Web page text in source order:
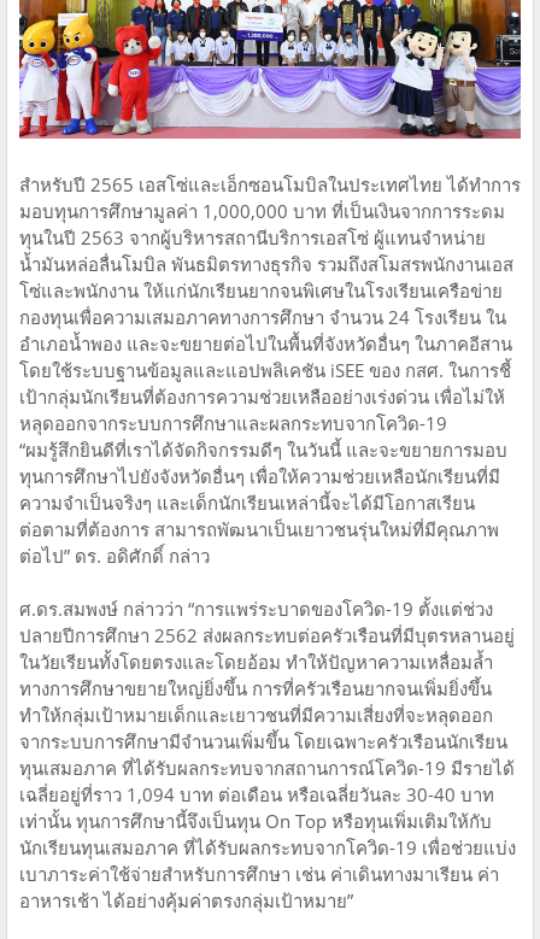
สำหรับปี 2565 เอสโซ่และเอ็กซอนโมบิลในประเทศไทย ได้ทำการ
มอบทุนการศึกษามูลค่า 1,000,000 บาท ที่เป็นเงินจากการระดม
ทุนในปี 2563 จากผู้บริหารสถานีบริการเอสโซ่ ผู้แทนจำหน่าย
น้ำมันหล่อลื่นโมบิล พันธมิตรทางธุรกิจ รวมถึงสโมสรพนักงานเอส
โซ่และพนักงาน ให้แก่นักเรียนยากจนพิเศษในโรงเรียนเครือข่าย
กองทุนเพื่อความเสมอภาคทางการศึกษา จำนวน 24 โรงเรียน ใน
อำเภอน้ำพอง และจะขยายต่อไปในพื้นที่จังหวัดอื่นๆ ในภาคอีสาน
โดยใช้ระบบฐานข้อมูลและแอปพลิเคชัน iSEE ของ กสศ. ในการชี้
เป้ากลุ่มนักเรียนที่ต้องการความช่วยเหลืออย่างเร่งด่วน เพื่อไม่ให้
หลุดออกจากระบบการศึกษาและผลกระทบจากโควิด-19
“ผมรู้สึกยินดีที่เราได้จัดกิจกรรมดีๆ ในวันนี้ และจะขยายการมอบ
ทุนการศึกษาไปยังจังหวัดอื่นๆ เพื่อให้ความช่วยเหลือนักเรียนที่มี
ความจำเป็นจริงๆ และเด็กนักเรียนเหล่านี้จะได้มีโอกาสเรียน
ต่อตามที่ต้องการ สามารถพัฒนาเป็นเยาวชนรุ่นใหม่ที่มีคุณภาพ
ต่อไป” ดร. อดิศักดิ์ กล่าว
ศ.ดร.สมพงษ์ กล่าวว่า “การแพร่ระบาดของโควิด-19 ตั้งแต่ช่วง
ปลายปีการศึกษา 2562 ส่งผลกระทบต่อครัวเรือนที่มีบุตรหลานอยู่
ในวัยเรียนทั้งโดยตรงและโดยอ้อม ทำให้ปัญหาความเหลื่อมล้ำ
ทางการศึกษาขยายใหญ่ยิ่งขึ้น การที่ครัวเรือนยากจนเพิ่มยิ่งขึ้น
ทำให้กลุ่มเป้าหมายเด็กและเยาวชนที่มีความเสี่ยงที่จะหลุดออก
จากระบบการศึกษามีจำนวนเพิ่มขึ้น โดยเฉพาะครัวเรือนนักเรียน
ทุนเสมอภาค ที่ได้รับผลกระทบจากสถานการณ์โควิด-19 มีรายได้
เฉลี่ยอยู่ที่ราว 1,094 บาท ต่อเดือน หรือเฉลี่ยวันละ 30-40 บาท
เท่านั้น ทุนการศึกษานี้จึงเป็นทุน On Top หรือทุนเพิ่มเติมให้กับ
นักเรียนทุนเสมอภาค ที่ได้รับผลกระทบจากโควิด-19 เพื่อช่วยแบ่ง
เบาภาระค่าใช้จ่ายสำหรับการศึกษา เช่น ค่าเดินทางมาเรียน ค่า
อาหารเช้า ได้อย่างคุ้มค่าตรงกลุ่มเป้าหมาย”